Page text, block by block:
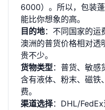
6000）。所以，包装
能比你想象的高。
目的地：不同国家的运
澳洲的普货价格相对透
贵不少。
货物类型：普货、敏感
含有液体、粉末、磁铁
费。
渠道选择：DHL/